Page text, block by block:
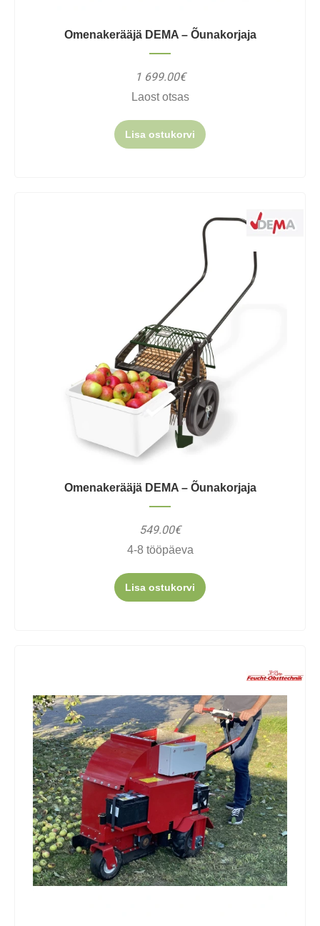
Omenakerääjä DEMA – Õunakorjaja
1 699.00€
Laost otsas
Lisa ostukorvi
Omenakerääjä DEMA – Õunakorjaja
549.00€
4-8 tööpäeva
Lisa ostukorvi